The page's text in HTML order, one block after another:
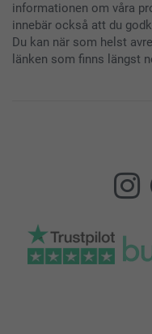
informationen om våra
innebär också att du
Du kan när som helst
länken som finns längst